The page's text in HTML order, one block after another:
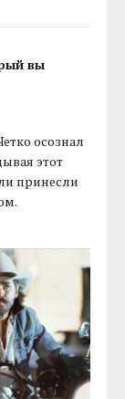
вы
осознал
этот
принесли